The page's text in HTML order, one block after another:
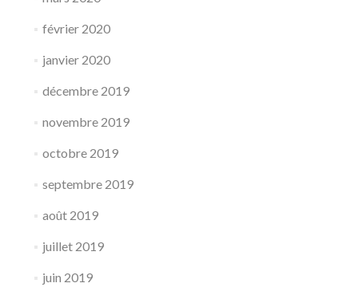
février 2020
janvier 2020
décembre 2019
novembre 2019
octobre 2019
septembre 2019
août 2019
juillet 2019
juin 2019